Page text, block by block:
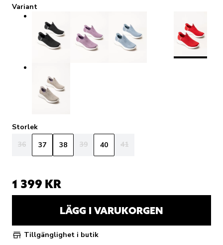
Variant
Storlek
36
37 38 39 40 41
1 399 KR
LÄGG I VARUKORGEN
Tillgänglighet i butik